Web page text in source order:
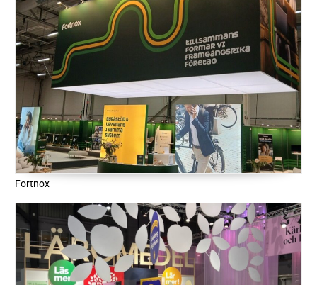
Fortnox